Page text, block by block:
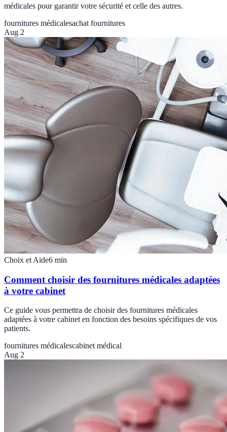
médicales pour garantir votre sécurité et celle des autres.
fournitures médicalesachat fournitures
Aug 2
Choix et Aide6 min
Comment choisir des fournitures médicales adaptées
à votre cabinet
Ce guide vous permettra de choisir des fournitures médicales
adaptées à votre cabinet en fonction des besoins spécifiques de vos
patients.
fournitures médicalescabinet médical
Aug 2